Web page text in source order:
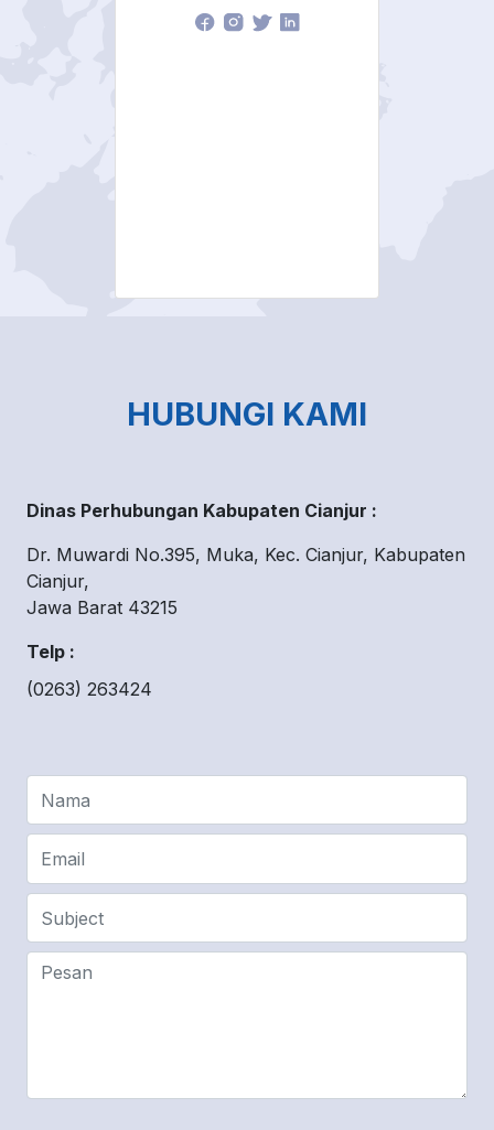
HUBUNGI KAMI
Dinas Perhubungan Kabupaten Cianjur :
Dr. Muwardi No.395, Muka, Kec. Cianjur, Kabupaten
Cianjur,
Jawa Barat 43215
Telp :
(0263) 263424